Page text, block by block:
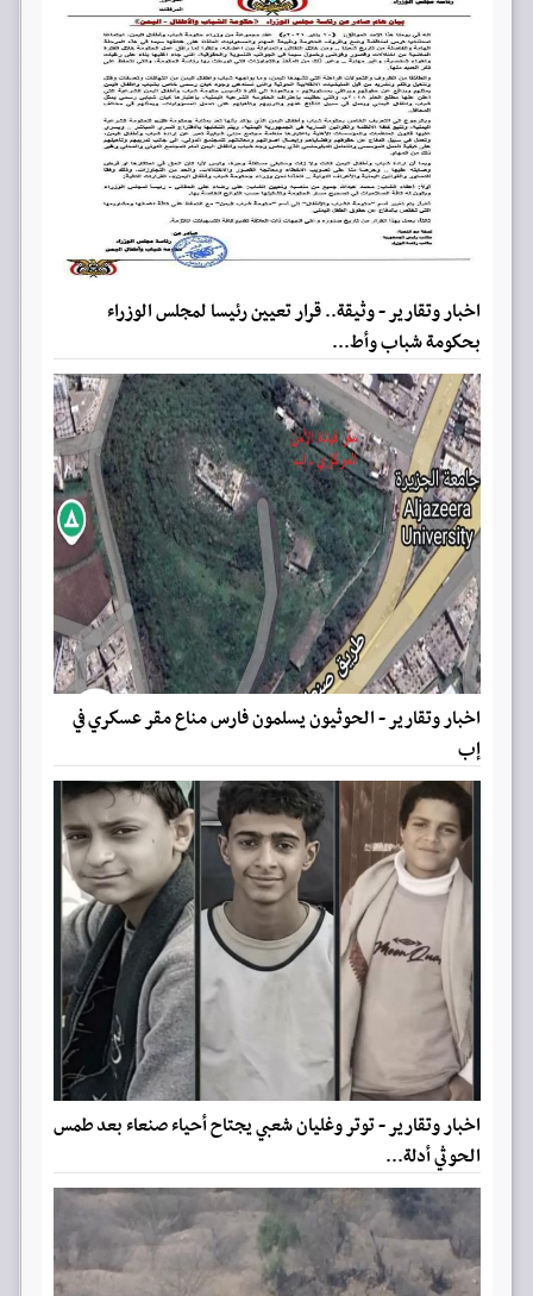
اخبار وتقارير - وثيقة.. قرار تعيين رئيسا لمجلس الوزراء
بحكومة شباب وأط...
اخبار وتقارير - الحوثيون يسلمون فارس مناع مقر عسكري في
إب
اخبار وتقارير - توتر وغليان شعبي يجتاح أحياء صنعاء بعد طمس
الحوثي أدلة...